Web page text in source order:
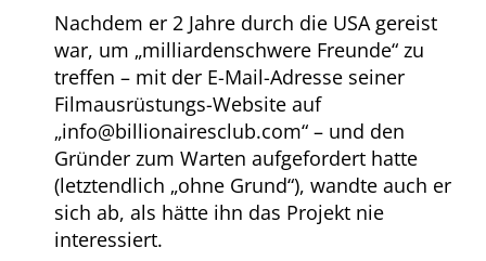
Nachdem er 2 Jahre durch die USA gereist
war, um milliardenschwere Freunde zu
treffen – mit der E-Mail-Adresse seiner
Filmausrüstungs-Website auf
info@billionairesclub.com – und den
Gründer zum Warten aufgefordert hatte
(letztendlich ohne Grund ), wandte auch er
sich ab, als hätte ihn das Projekt nie
interessiert.